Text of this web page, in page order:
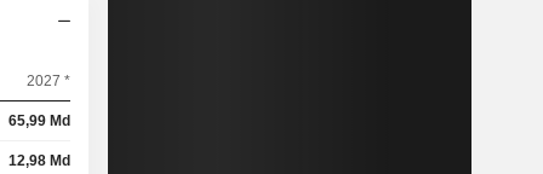
2027 *
65,99 Md
12,98 Md